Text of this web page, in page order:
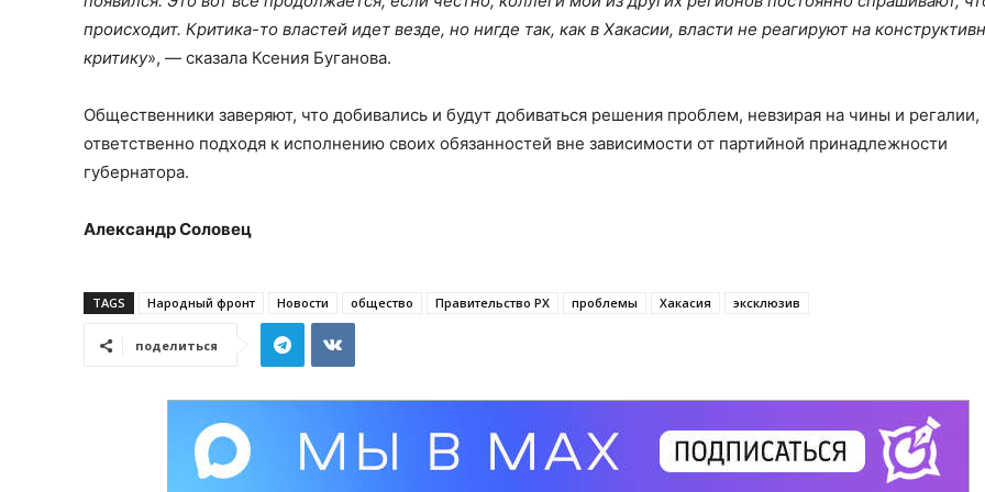
происходит. Критика-то властей идет везде, но нигде так, как в Хакасии, власти не реагируют на
критику», — сказала Ксения Буганова.
Общественники заверяют, что добивались и будут добиваться решения проблем, невзирая на чины и регалии,
ответственно подходя к исполнению своих обязанностей вне зависимости от партийной принадлежности
губернатора.
Александр Соловец
TAGS Народный фронт Новости общество Правительство РХ проблемы Хакасия эксклюзив
поделиться